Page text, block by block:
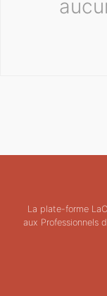
La plate-forme
aux Professionnels